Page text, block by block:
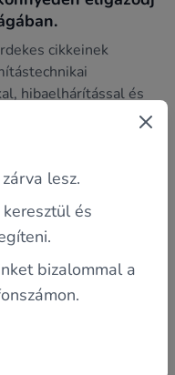
cikkeinek
hibaelhárítással és
lesz.
és
bizalommal a